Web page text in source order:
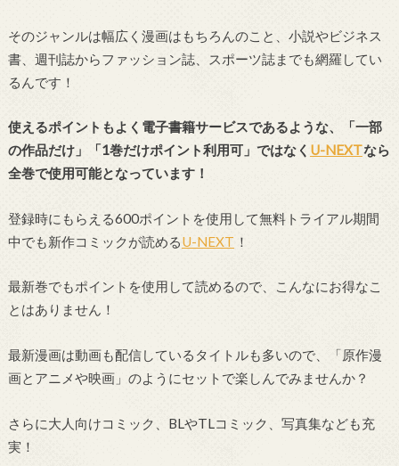
そのジャンルは幅広く漫画はもちろんのこと、小説やビジネス
書、週刊誌からファッション誌、スポーツ誌までも網羅してい
るんです！
使えるポイントもよく電子書籍サービスであるような、「一部
の作品だけ」「1巻だけポイント利用可」ではなく U-NEXTなら
全巻で使用可能となっています！
登録時にもらえる600ポイントを使用して無料トライアル期間
中でも新作コミックが読めるU-NEXT ！
最新巻でもポイントを使用して読めるので、こんなにお得なこ
とはありません！
最新漫画は動画も配信しているタイトルも多いので、「原作漫
画とアニメや映画」のようにセットで楽しんでみませんか？
さらに大人向けコミック、BLやTLコミック、写真集なども充
実！